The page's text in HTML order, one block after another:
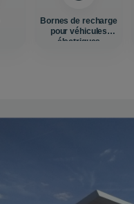
Bornes de recharge
pour véhicules
électriques